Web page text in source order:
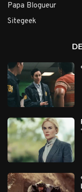
Papa Blogueur
Sitegeek